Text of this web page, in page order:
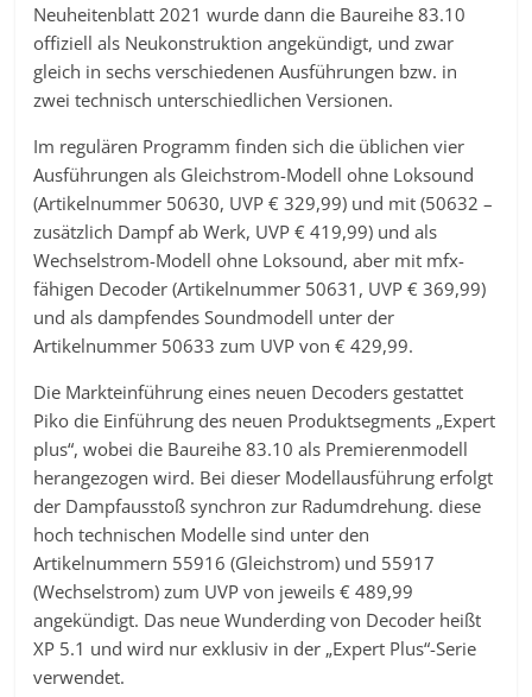
Neuheitenblatt 2021 wurde dann die Baureihe 83.10
offiziell als Neukonstruktion angekündigt, und zwar
gleich in sechs verschiedenen Ausführungen bzw. in
zwei technisch unterschiedlichen Versionen.
Im regulären Programm finden sich die üblichen vier
Ausführungen als Gleichstrom-Modell ohne Loksound
(Artikelnummer 50630, UVP € 329,99) und mit (50632 –
zusätzlich Dampf ab Werk, UVP € 419,99) und als
Wechselstrom-Modell ohne Loksound, aber mit mfx-
fähigen Decoder (Artikelnummer 50631, UVP € 369,99)
und als dampfendes Soundmodell unter der
Artikelnummer 50633 zum UVP von € 429,99.
Die Markteinführung eines neuen Decoders gestattet
Piko die Einführung des neuen Produktsegments „Expert
plus“, wobei die Baureihe 83.10 als Premierenmodell
herangezogen wird. Bei dieser Modellausführung erfolgt
der Dampfausstoß synchron zur Radumdrehung. diese
hoch technischen Modelle sind unter den
Artikelnummern 55916 (Gleichstrom) und 55917
(Wechselstrom) zum UVP von jeweils € 489,99
angekündigt. Das neue Wunderding von Decoder heißt
XP 5.1 und wird nur exklusiv in der „Expert Plus“-Serie
verwendet.